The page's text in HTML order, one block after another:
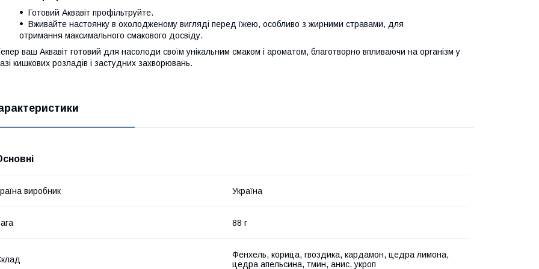
Готовий Аквавіт профільтруйте.
Вживайте настоянку в охолодженому вигляді перед їжею, особливо з жирними стравами, для
отримання максимального смакового досвіду.
ваш Аквавіт готовий для насолоди своїм унікальним смаком і ароматом, благотворно впливаючи на організм у
кишкових розладів і застудних захворювань.
виробник Україна
88 г
Фенхель, корица, гвоздика, кардамон, цедра лимона,
цедра апельсина, тмин, анис, укроп